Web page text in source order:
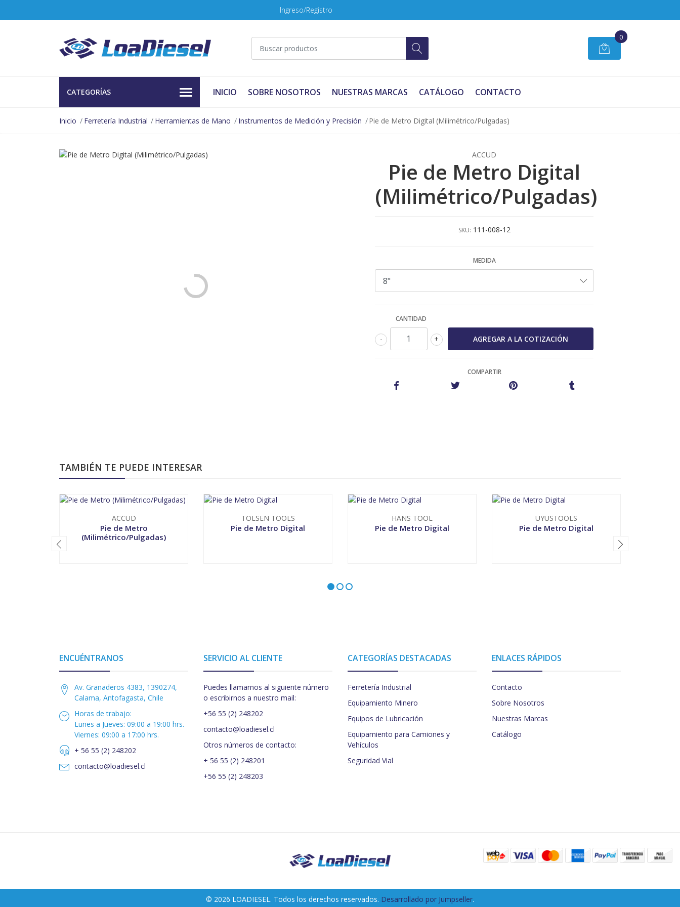
Ingreso/Registro
0
CATEGORÍAS INICIO SOBRE NOSOTROS NUESTRAS MARCAS CATÁLOGO CONTACTO
Inicio Ferretería Industrial Herramientas de Mano Instrumentos de Medición y Precisión Pie de Metro Digital (Milimétrico/Pulgadas)
ACCUD
Pie de Metro Digital
(Milimétrico/Pulgadas)
SKU: 111-008-12
MEDIDA
CANTIDAD
+
-
COMPARTIR
TAMBIÉN TE PUEDE INTERESAR
ACCUD
Pie de Metro
(Milimétrico/Pulgadas)
TOLSEN TOOLS
Pie de Metro Digital
HANS TOOL
Pie de Metro Digital
UYUSTOOLS
Pie de Metro Digital
ENCUÉNTRANOS
Av. Granaderos 4383, 1390274,
Calama, Antofagasta, Chile
Horas de trabajo:
Lunes a Jueves: 09:00 a 19:00 hrs.
Viernes: 09:00 a 17:00 hrs.
+ 56 55 (2) 248202
contacto@loadiesel.cl
SERVICIO AL CLIENTE
Puedes llamarnos al siguiente número
o escribirnos a nuestro mail:
+56 55 (2) 248202
contacto@loadiesel.cl
Otros números de contacto:
+ 56 55 (2) 248201
+56 55 (2) 248203
CATEGORÍAS DESTACADAS
Ferretería Industrial
Equipamiento Minero
Equipos de Lubricación
Equipamiento para Camiones y
Vehículos
Seguridad Vial
ENLACES RÁPIDOS
Contacto
Sobre Nosotros
Nuestras Marcas
Catálogo
© 2026 LOADIESEL. Todos los derechos reservados. Desarrollado por Jumpseller.